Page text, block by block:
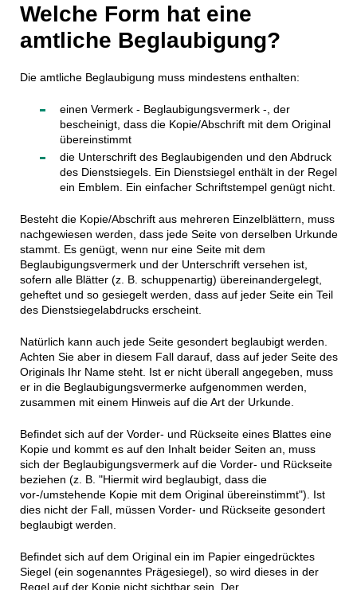
Welche Form hat eine
amtliche Beglaubigung?
Die amtliche Beglaubigung muss mindestens enthalten:
einen Vermerk - Beglaubigungsvermerk -, der
bescheinigt, dass die Kopie/Abschrift mit dem Original
übereinstimmt
die Unterschrift des Beglaubigenden und den Abdruck
des Dienstsiegels. Ein Dienstsiegel enthält in der Regel
ein Emblem. Ein einfacher Schriftstempel genügt nicht.
Besteht die Kopie/Abschrift aus mehreren Einzelblättern, muss
nachgewiesen werden, dass jede Seite von derselben Urkunde
stammt. Es genügt, wenn nur eine Seite mit dem
Beglaubigungsvermerk und der Unterschrift versehen ist,
sofern alle Blätter (z. B. schuppenartig) übereinandergelegt,
geheftet und so gesiegelt werden, dass auf jeder Seite ein Teil
des Dienstsiegelabdrucks erscheint.
Natürlich kann auch jede Seite gesondert beglaubigt werden.
Achten Sie aber in diesem Fall darauf, dass auf jeder Seite des
Originals Ihr Name steht. Ist er nicht überall angegeben, muss
er in die Beglaubigungsvermerke aufgenommen werden,
zusammen mit einem Hinweis auf die Art der Urkunde.
Befindet sich auf der Vorder- und Rückseite eines Blattes eine
Kopie und kommt es auf den Inhalt beider Seiten an, muss
sich der Beglaubigungsvermerk auf die Vorder- und Rückseite
beziehen (z. B. "Hiermit wird beglaubigt, dass die
vor-/umstehende Kopie mit dem Original übereinstimmt"). Ist
dies nicht der Fall, müssen Vorder- und Rückseite gesondert
beglaubigt werden.
Befindet sich auf dem Original ein im Papier eingedrücktes
Siegel (ein sogenanntes Prägesiegel), so wird dieses in der
Regel auf der Kopie nicht sichtbar sein. Der